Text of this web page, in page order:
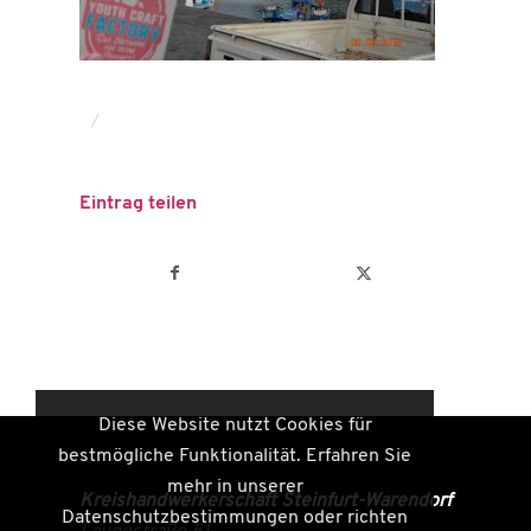
/
Eintrag teilen
Kreishandwerkerschaft Steinfurt-Warendorf
Diese Website nutzt Cookies für
bestmögliche Funktionalität. Erfahren Sie
mehr in unserer
Datenschutzbestimmungen oder richten